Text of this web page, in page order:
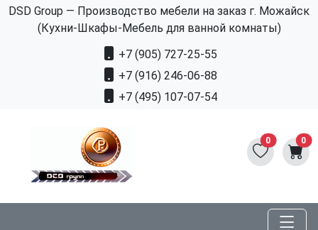
DSD Group — Производство мебели на заказ г. Можайск
(Кухни-Шкафы-Мебель для ванной комнаты)
+7 (905) 727-25-55
+7 (916) 246-06-88
+7 (495) 107-07-54
0 0